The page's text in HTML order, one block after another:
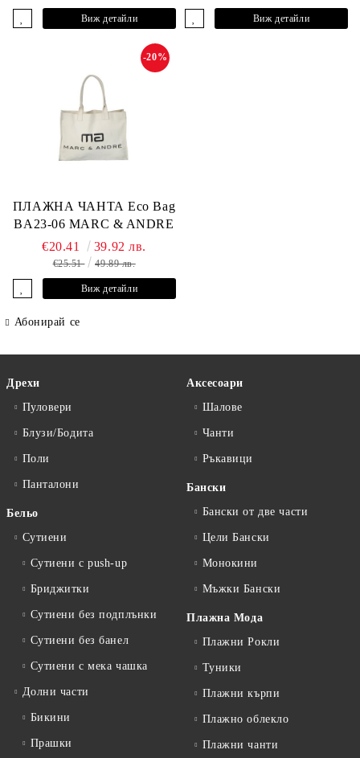
Виж детайли Виж детайли
ПЛАЖНА ЧАНТА Eco Bag
BA23-06 MARC & ANDRE
-20%
€20.41 39.92 лв.
€25.51 49.89 лв.
Виж детайли
Абонирай се
Дрехи
Пуловери
Блузи/Бодита
Поли
Панталони
Бельо
Сутиени
Сутиени с push-up
Бриджитки
Сутиени без подплънки
Сутиени без банел
Сутиени с мека чашка
Долни части
Бикини
Прашки
Аксесоари
Шалове
Чанти
Ръкавици
Бански
Бански от две части
Цели Бански
Монокини
Мъжки Бански
Плажна Мода
Плажни Рокли
Туники
Плажни кърпи
Плажно облекло
Плажни чанти